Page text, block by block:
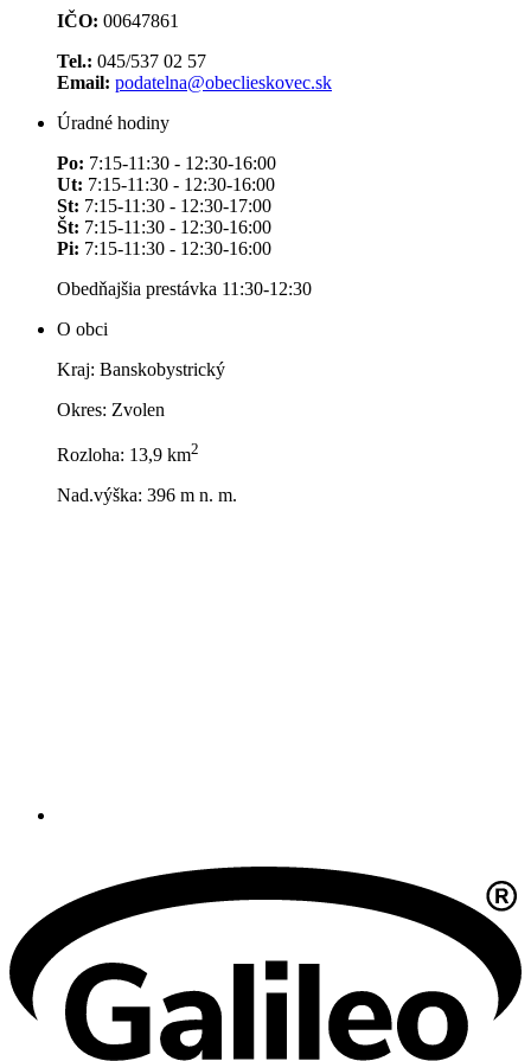
IČO: 00647861
Tel.: 045/537 02 57
Email: podatelna@obeclieskovec.sk
Úradné hodiny
Po: 7:15-11:30 - 12:30-16:00
Ut: 7:15-11:30 - 12:30-16:00
St: 7:15-11:30 - 12:30-17:00
Št: 7:15-11:30 - 12:30-16:00
Pi: 7:15-11:30 - 12:30-16:00
Obedňajšia prestávka 11:30-12:30
O obci
Kraj: Banskobystrický
Okres: Zvolen
Rozloha: 13,9 km2
Nad.výška: 396 m n. m.